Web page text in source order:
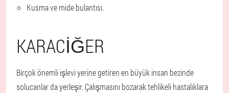
Kusma ve mide bulantısı.
KARACIĞER
Birçok önemli işlevi yerine getiren en büyük insan bezinde
solucanlar da yerleşir. Çalışmasını bozarak tehlikeli hastalıklara